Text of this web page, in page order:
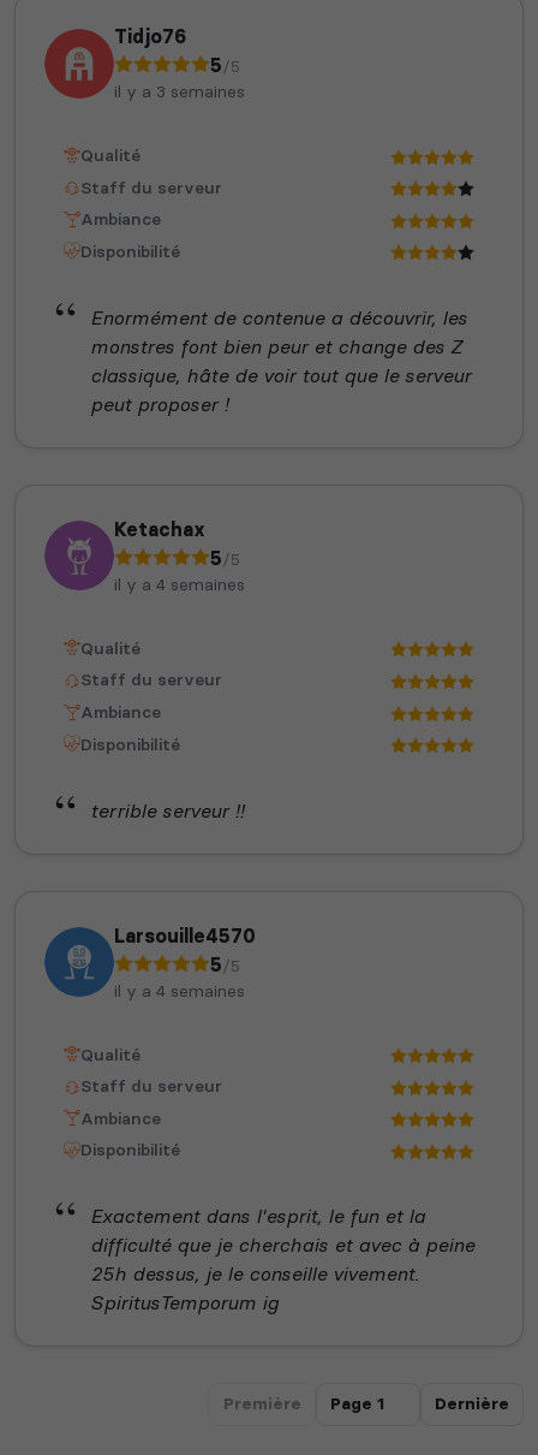
Tidjo76
5/5
il y a 3 semaines
Qualité
Staff du serveur
Ambiance
Disponibilité
Enormément de contenue a découvrir, les
monstres font bien peur et change des Z
classique, hâte de voir tout que le serveur
peut proposer !
Ketachax
5/5
il y a 4 semaines
Qualité
Staff du serveur
Ambiance
Disponibilité
terrible serveur !!
Larsouille4570
5/5
il y a 4 semaines
Qualité
Staff du serveur
Ambiance
Disponibilité
Exactement dans l'esprit, le fun et la
difficulté que je cherchais et avec à peine
25h dessus, je le conseille vivement.
SpiritusTemporum ig
Première Dernière